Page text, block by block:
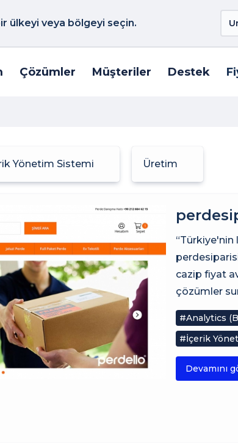
ülkeyi veya bölgeyi seçin.
Çözümler Müşteriler Destek
Yönetim Sistemi Üretim
“Türkiye'nin
cazip fiyat
çözümler
#Analytics
#İçerik
Devamını